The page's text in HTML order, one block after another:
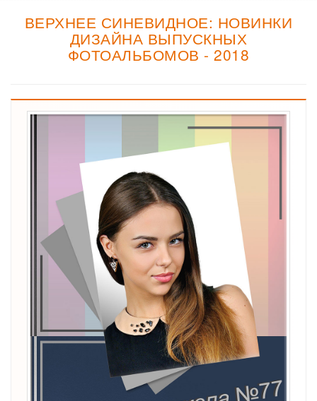
ВЕРХНЕЕ СИНЕВИДНОЕ: НОВИНКИ
ДИЗАЙНА ВЫПУСКНЫХ
ФОТОАЛЬБОМОВ - 2018